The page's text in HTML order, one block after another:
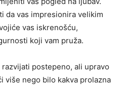
da vas impresionira velikim
vas iskrenošću,
koji vam pruža.
postepeno, ali upravo
više nego bilo kakva prolazna